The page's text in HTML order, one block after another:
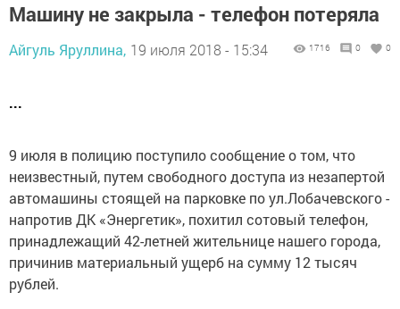
Машину не закрыла - телефон потеряла
Айгуль Яруллина, 19 июля 2018 - 15:34 1716 0 0
...
9 июля в полицию поступило сообщение о том, что
неизвестный, путем свободного доступа из незапертой
автомашины стоящей на парковке по ул.Лобачевского -
напротив ДК «Энергетик», похитил сотовый телефон,
принадлежащий 42-летней жительнице нашего города,
причинив материальный ущерб на сумму 12 тысяч
рублей.